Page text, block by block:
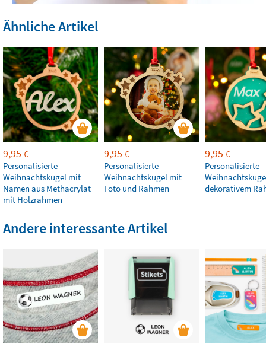
Ähnliche Artikel
9,95 €
Personalisierte
Weihnachtskugel mit
Namen aus Methacrylat
mit Holzrahmen
9,95 €
Personalisierte
Weihnachtskugel mit
Foto und Rahmen
9,95 €
Personalisierte
dekorativem
Andere interessante Artikel